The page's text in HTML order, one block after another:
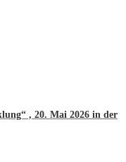
, 20. Mai 2026 in der